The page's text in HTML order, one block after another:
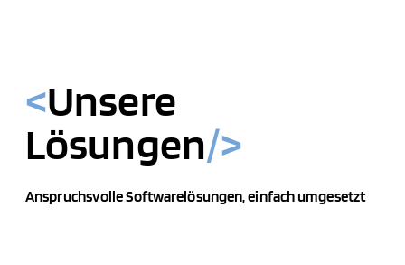
<Unsere
Lösungen/>
Anspruchsvolle Softwarelösungen, einfach umgesetzt